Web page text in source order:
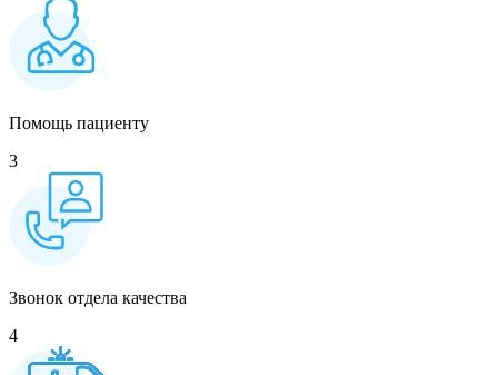
Помощь пациенту
3
Звонок отдела качества
4